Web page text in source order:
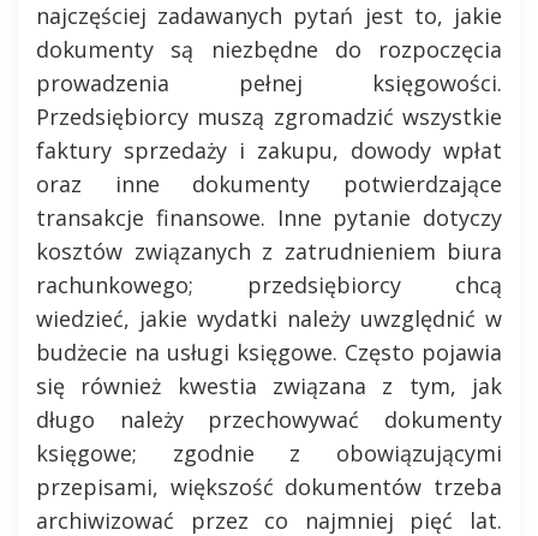
najczęściej zadawanych pytań jest to, jakie
dokumenty są niezbędne do rozpoczęcia
prowadzenia pełnej księgowości.
Przedsiębiorcy muszą zgromadzić wszystkie
faktury sprzedaży i zakupu, dowody wpłat
oraz inne dokumenty potwierdzające
transakcje finansowe. Inne pytanie dotyczy
kosztów związanych z zatrudnieniem biura
rachunkowego; przedsiębiorcy chcą
wiedzieć, jakie wydatki należy uwzględnić w
budżecie na usługi księgowe. Często pojawia
się również kwestia związana z tym, jak
długo należy przechowywać dokumenty
księgowe; zgodnie z obowiązującymi
przepisami, większość dokumentów trzeba
archiwizować przez co najmniej pięć lat.